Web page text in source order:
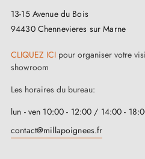
3. Les types de serrures
différence entre serrures
serrures à barillet et
13-15 Avenue du Bois
94430 Chennevieres sur Marne
CLIQUEZ ICI pour organiser votre
showroom
Les horaires du bureau:
lun - ven 10:00 - 12:00 / 14:00 -
contact@millapoignees.fr